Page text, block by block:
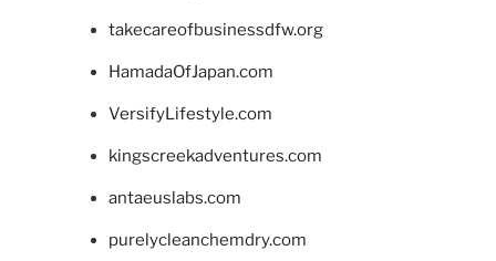
takecareofbusinessdfw.org
HamadaOfJapan.com
VersifyLifestyle.com
kingscreekadventures.com
antaeuslabs.com
purelycleanchemdry.com